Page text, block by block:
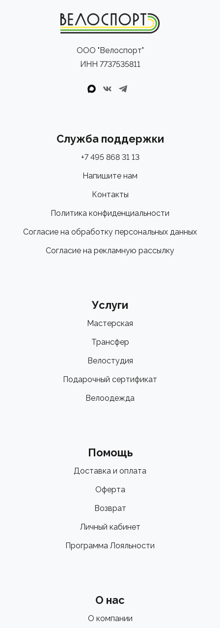
ООО "Велоспорт"
ИНН 7737535811
Служба поддержки
+7 495 868 31 13
Напишите нам
Контакты
Политика конфиденциальности
Согласие на обработку персональных данных
Согласие на рекламную рассылку
Услуги
Мастерская
Трансфер
Велостудия
Подарочный сертификат
Велоодежда
Помощь
Доставка и оплата
Оферта
Возврат
Личный кабинет
Программа Лояльности
О нас
О компании